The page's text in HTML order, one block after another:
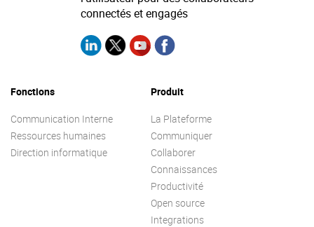
Contactez-nous
Essayez eXo
connectés et engagés
Fonctions
Communication Interne
Ressources humaines
Direction informatique
Produit
La Plateforme
Communiquer
Collaborer
Connaissances
Productivité
Open source
Integrations